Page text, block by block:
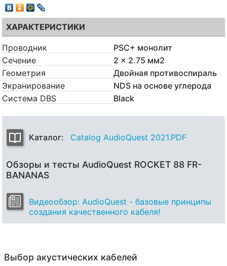
ХАРАКТЕРИСТИКИ
Проводник
PSC+ монолит
Сечение
2 x 2.75 мм2
Геометрия
Двойная противоспираль
Экранирование
NDS на основе углерода
Система DBS
Black
Каталог: Catalog AudioQuest 2021.PDF
Обзоры и тесты AudioQuest ROCKET 88 FR-
BANANAS
Видеообзор: AudioQuest - базовые принципы
создания качественного кабеля!
Выбор акустических кабелей